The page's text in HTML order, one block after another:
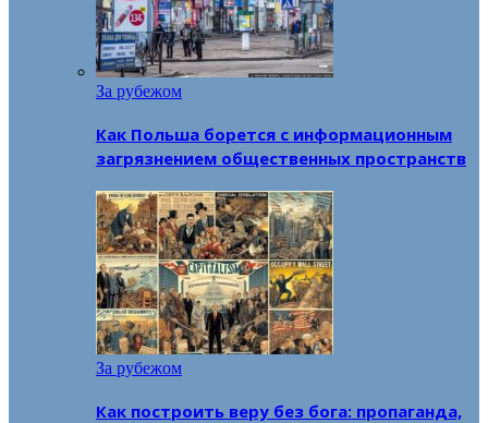
За рубежом
Как Польша борется с информационным
загрязнением общественных пространств
За рубежом
Как построить веру без бога: пропаганда,